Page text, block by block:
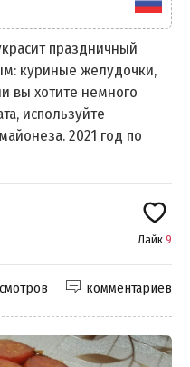
праздничный
куриные желудочки,
вы хотите немного
используйте
2021 год по
Лайк 9
комментариев